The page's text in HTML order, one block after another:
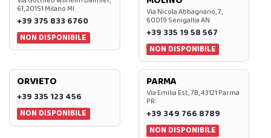
61, 20151 Milano MI
+39 375 833 6760
NON DISPONIBILE
Via Nicola Abbagnano, 7,
60019 Senigallia AN
+39 335 19 58 567
NON DISPONIBILE
ORVIETO
+39 335 123 456
NON DISPONIBILE
PARMA
Via Emilia Est, 7B, 43121 Parma
PR
+39 349 766 8789
NON DISPONIBILE